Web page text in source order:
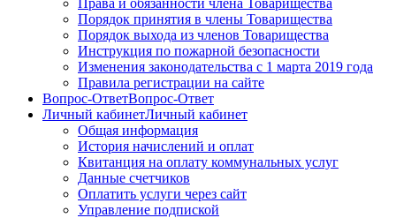
Права и обязанности члена Товарищества
Порядок принятия в члены Товарищества
Порядок выхода из членов Товарищества
Инструкция по пожарной безопасности
Изменения законодательства с 1 марта 2019 года
Правила регистрации на сайте
Вопрос-ОтветВопрос-Ответ
Личный кабинетЛичный кабинет
Общая информация
История начислений и оплат
Квитанция на оплату коммунальных услуг
Данные счетчиков
Оплатить услуги через сайт
Управление подпиской